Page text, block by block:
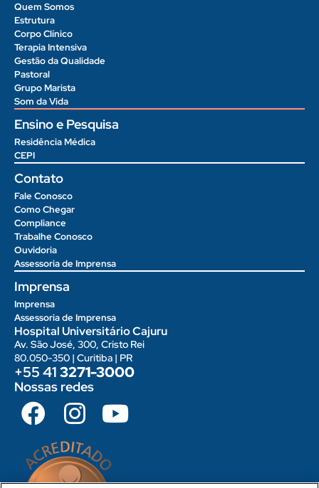
Quem Somos
Estrutura
Corpo Clínico
Terapia Intensiva
Gestão da Qualidade
Pastoral
Grupo Marista
Som da Vida
Ensino e Pesquisa
Residência Médica
CEPI
Contato
Fale Conosco
Como Chegar
Compliance
Trabalhe Conosco
Ouvidoria
Assessoria de Imprensa
Imprensa
Imprensa
Assessoria de Imprensa
Hospital Universitário Cajuru
Av. São José, 300, Cristo Rei
80.050-350 | Curitiba | PR
+55 413271-3000
Nossas redes